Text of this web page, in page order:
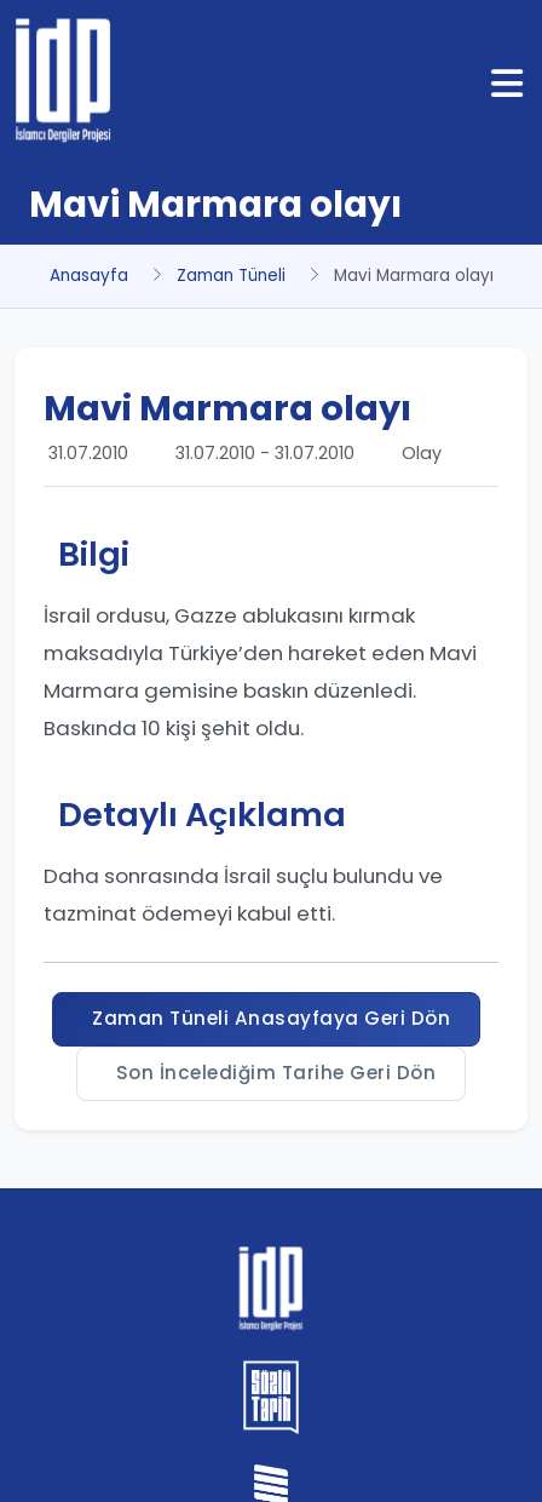
Mavi Marmara olayı
Anasayfa Zaman Tüneli Mavi Marmara olayı
Mavi Marmara olayı
31.07.2010 31.07.2010 - 31.07.2010 Olay
Bilgi
İsrail ordusu, Gazze ablukasını kırmak
maksadıyla Türkiye’den hareket eden Mavi
Marmara gemisine baskın düzenledi.
Baskında 10 kişi şehit oldu.
Detaylı Açıklama
Daha sonrasında İsrail suçlu bulundu ve
tazminat ödemeyi kabul etti.
Zaman Tüneli Anasayfaya Geri Dön
Son İncelediğim Tarihe Geri Dön